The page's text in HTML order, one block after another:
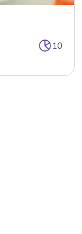
10